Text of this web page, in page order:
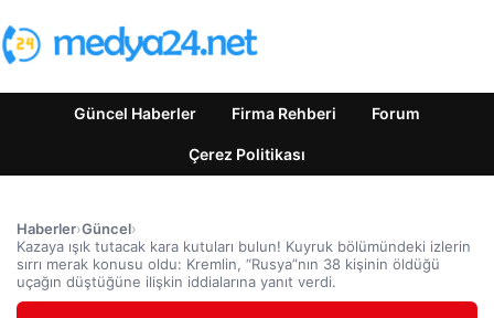
Güncel Haberler Firma Rehberi Forum
Çerez Politikası
Haberler›Güncel›
Kazaya ışık tutacak kara kutuları bulun! Kuyruk bölümündeki izlerin
sırrı merak konusu oldu: Kremlin, “Rusya”nın 38 kişinin öldüğü
uçağın düştüğüne ilişkin iddialarına yanıt verdi.